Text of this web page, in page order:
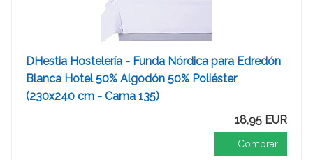
DHestia Hostelería - Funda Nórdica para Edredón
Blanca Hotel 50% Algodón 50% Poliéster
(230x240 cm - Cama 135)
18,95 EUR
Comprar